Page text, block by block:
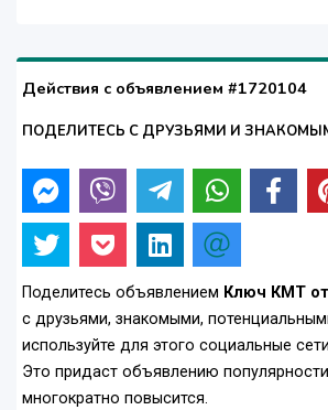
Действия с объявлением #1720104
ПОДЕЛИТЕСЬ С ДРУЗЬЯМИ И
Поделитесь объявлением Ключ КМТ
с друзьями, знакомыми,
используйте для этого социальные
Это придаст объявлению
многократно повысится.